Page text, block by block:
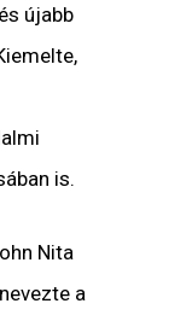
újabb
is.
Nita
a